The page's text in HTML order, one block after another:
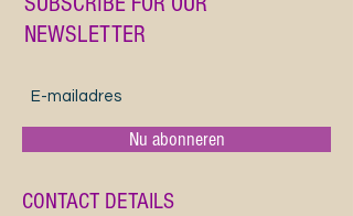
NEWSLETTER
Nu abonneren
CONTACT DETAILS